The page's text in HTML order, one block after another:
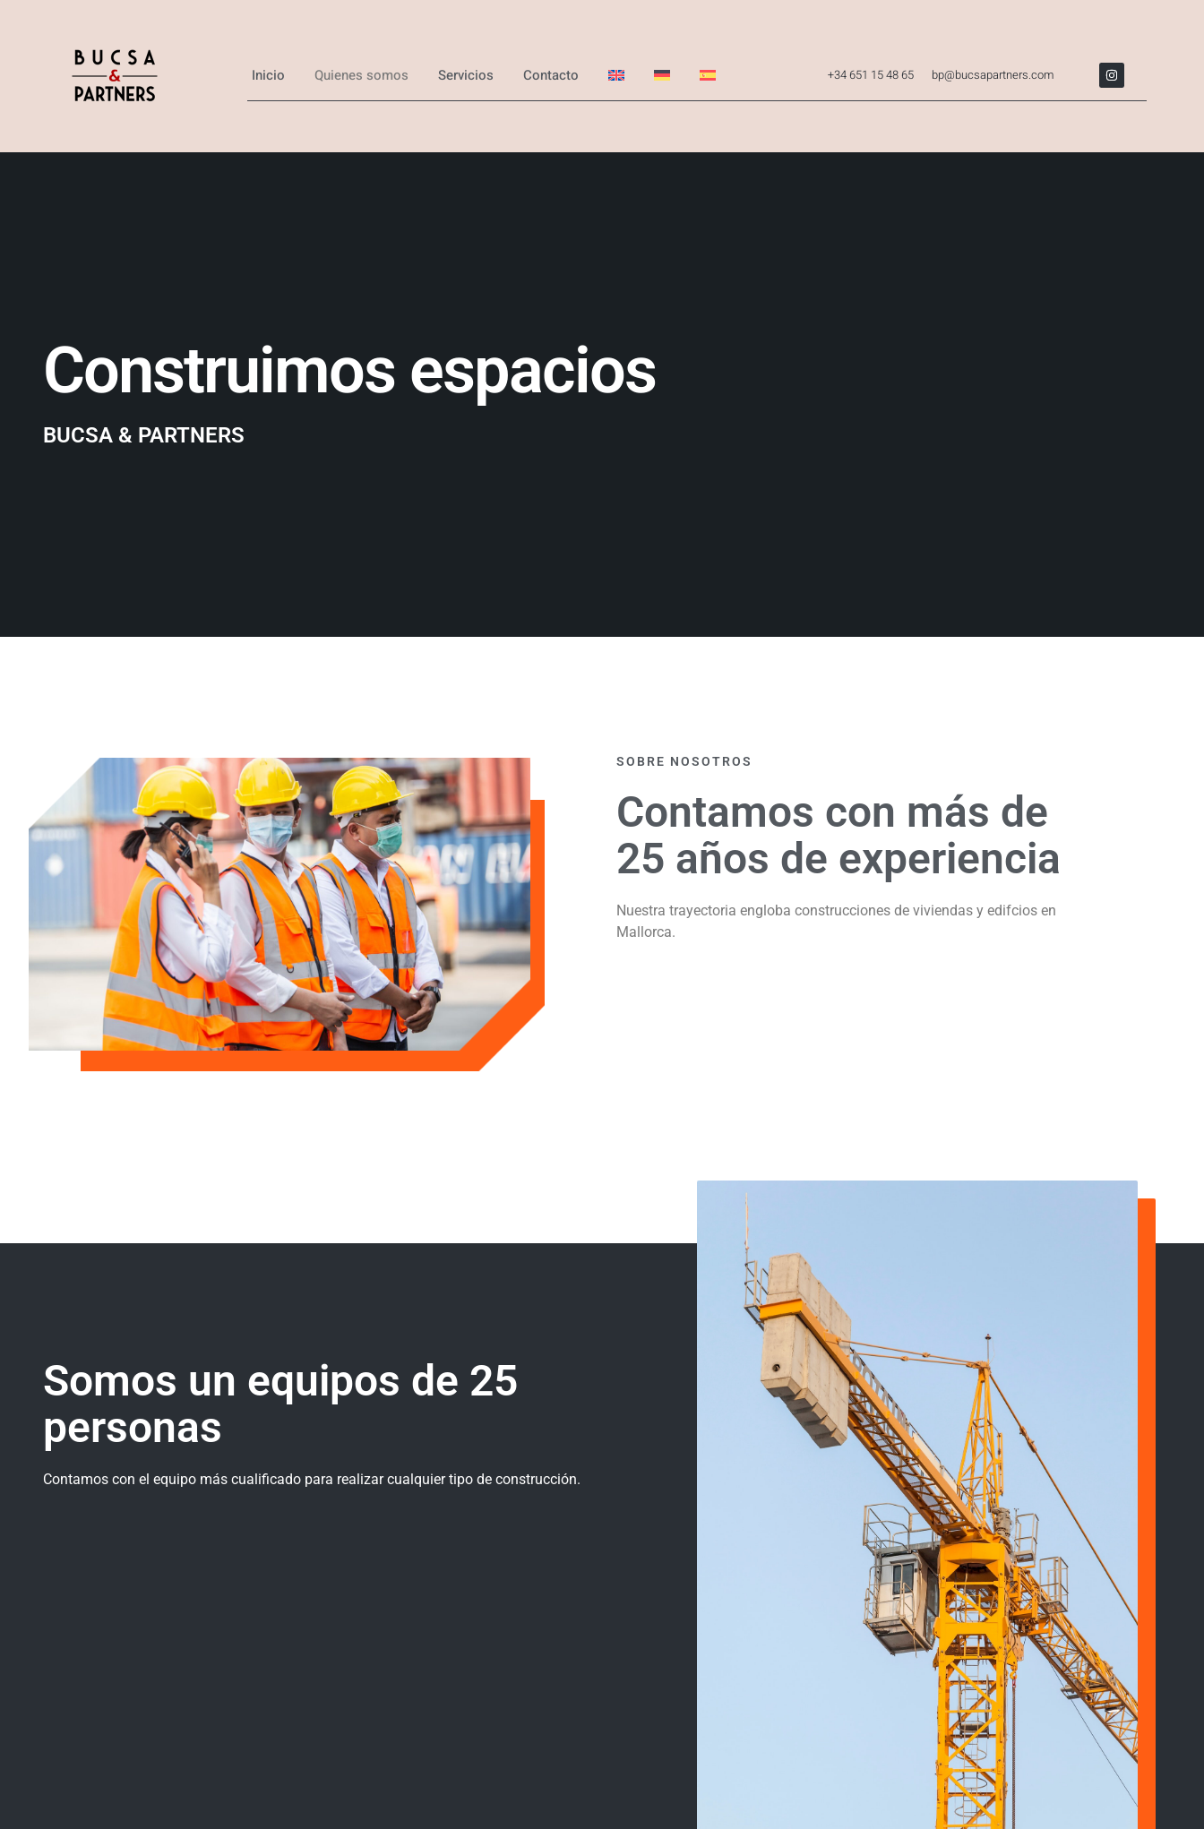
Inicio Quienes somos Servicios Contacto +34 651 15 48 65 bp@bucsapartners.com
Construimos espacios
BUCSA & PARTNERS
SOBRE NOSOTROS
Contamos con más de
25 años de experiencia
Nuestra trayectoria engloba construcciones de viviendas y edifcios en
Mallorca.
Somos un equipos de 25
personas
Contamos con el equipo más cualificado para realizar cualquier tipo de construcción.